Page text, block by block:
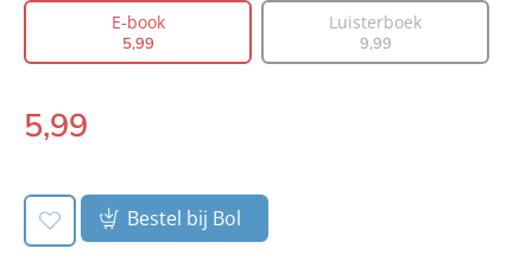
Auteur(s):
Ed van Eeden
Uitgever:
E-book
5,99
Luisterboek
9,99
E-
5,99
Bestel bij Bol